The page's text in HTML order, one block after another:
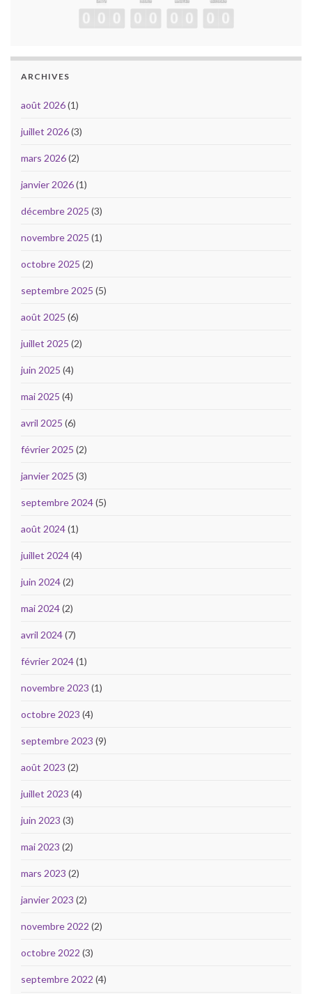
ARCHIVES
août 2026(1)
juillet 2026(3)
mars 2026(2)
janvier 2026(1)
décembre 2025 (3)
novembre 2025 (1)
octobre 2025 (2)
septembre 2025 (5)
août 2025 (6)
juillet 2025 (2)
juin 2025 (4)
mai 2025 (4)
avril 2025 (6)
février 2025 (2)
janvier 2025 (3)
septembre 2024(5)
août 2024(1)
juillet 2024(4)
juin 2024(2)
mai 2024(2)
avril 2024(7)
février 2024(1)
novembre 2023 (1)
octobre 2023 (4)
septembre 2023 (9)
août 2023 (2)
juillet 2023 (4)
juin 2023 (3)
mai 2023 (2)
mars 2023 (2)
janvier 2023 (2)
novembre 2022 (2)
octobre 2022 (3)
septembre 2022 (4)